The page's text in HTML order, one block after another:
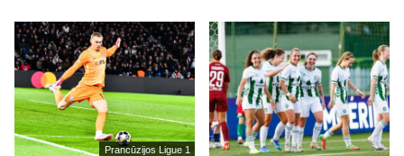
Prancūzijos Ligue 1